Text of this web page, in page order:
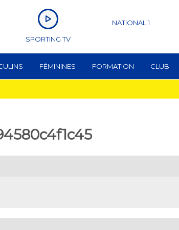
SPORTING TV
NATIONAL 1
FÉMININES FORMATION CLUB